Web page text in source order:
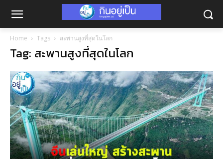
Home Tags สะพานสูงที่สุดในโลก
Tag: สะพานสูงที่สุดในโลก